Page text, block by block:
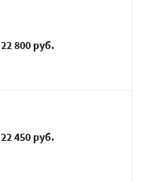
22 800 руб.
22 450 руб.